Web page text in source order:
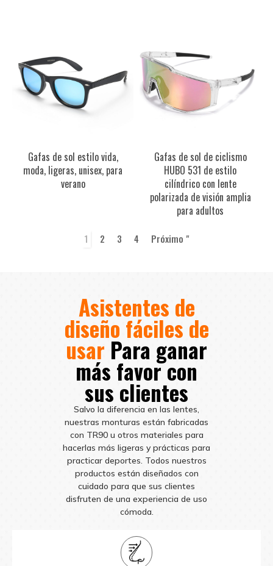
Gafas de sol estilo vida,
moda, ligeras, unisex, para
verano
Gafas de sol de ciclismo
HUBO 531 de estilo
cilíndrico con lente
polarizada de visión amplia
para adultos
1 2 3 4 Próximo "
Asistentes de
diseño fáciles de
usar Para ganar
más favor con
sus clientes
Salvo la diferencia en las lentes,
nuestras monturas están fabricadas
con TR90 u otros materiales para
hacerlas más ligeras y prácticas para
practicar deportes. Todos nuestros
productos están diseñados con
cuidado para que sus clientes
disfruten de una experiencia de uso
cómoda.